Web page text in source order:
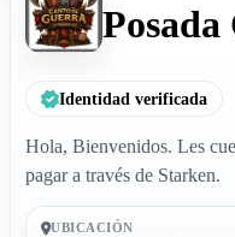
Identidad verificada
Hola, Bienvenidos. Les
pagar a través de Starken.
UBICACIÓN